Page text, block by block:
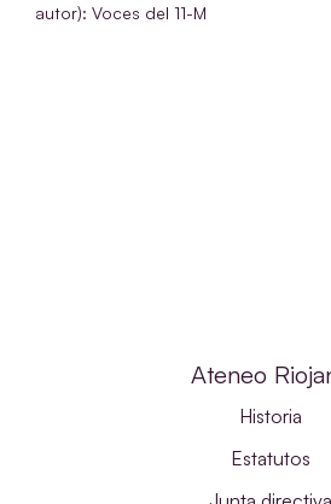
autor): Voces del 11-M
Ateneo
Historia
Estatutos